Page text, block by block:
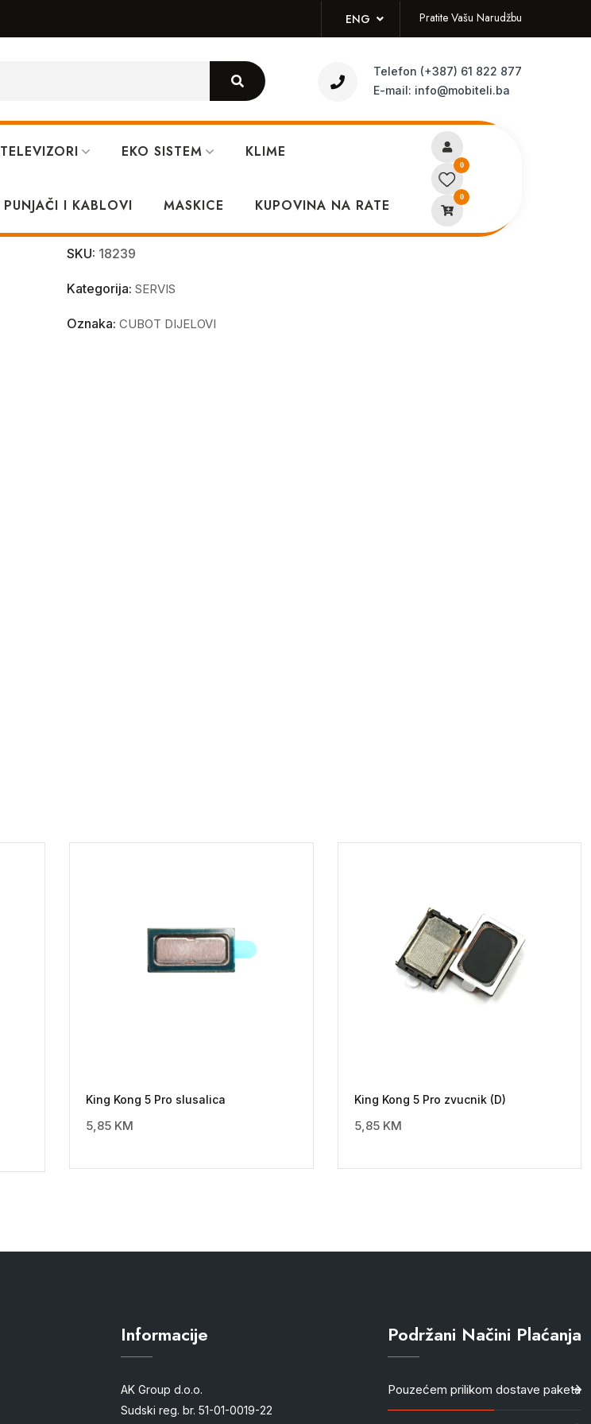
ENG Pratite Vašu Narudžbu
Telefon (+387) 61 822 877
E-mail: info@mobiteli.ba
TELEVIZORI EKO SISTEM KLIME
PUNJAČI I KABLOVI MASKICE KUPOVINA NA RATE
0
0
Cubot Tab 30 zadnja kamera
SKU: 18239
Kategorija: SERVIS
Oznaka: CUBOT DIJELOVI
King Kong 5 Pro slusalica
5,85 KM
King Kong 5 Pro zvucnik (D)
5,85 KM
Informacije
AK Group d.o.o.
Sudski reg. br. 51-01-0019-22
Podržani Načini Plaćanja
Pouzećem prilikom dostave paketa